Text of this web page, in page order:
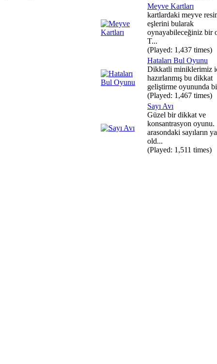
Meyve Kartları
kartlardaki meyve
eşlerini bularak
oynayabileceğiniz bir
T...
(Played: 1,437 times)
Hataları Bul Oyunu
Dikkatli miniklerimiz
hazırlanmış bu dikkat
geliştirme oyununda
(Played: 1,467 times)
Sayı Avı
Güzel bir dikkat ve
konsantrasyon oyunu.
arasondaki sayıların
old...
(Played: 1,511 times)